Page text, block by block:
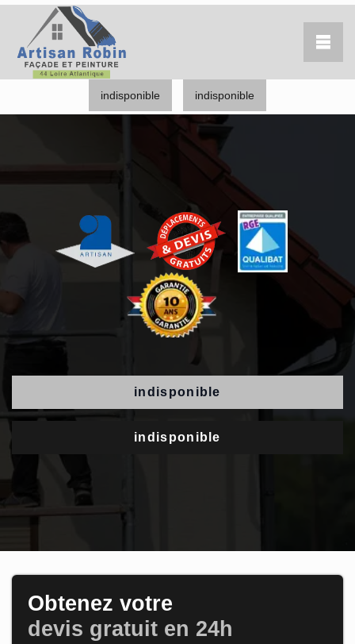
indisponible indisponible
indisponible
indisponible
Obtenez votre
devis gratuit en 24h